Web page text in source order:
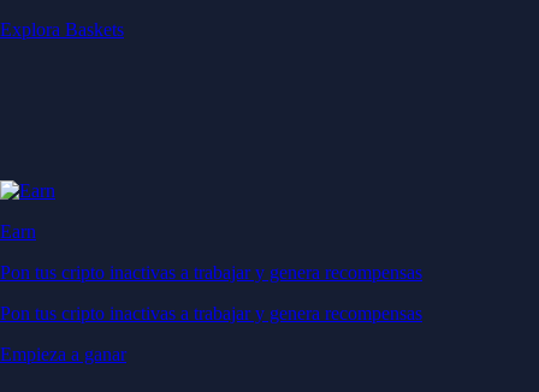
Explora Baskets
Earn
Pon tus cripto inactivas a trabajar y genera recompensas
Pon tus cripto inactivas a trabajar y genera recompensas
Empieza a ganar